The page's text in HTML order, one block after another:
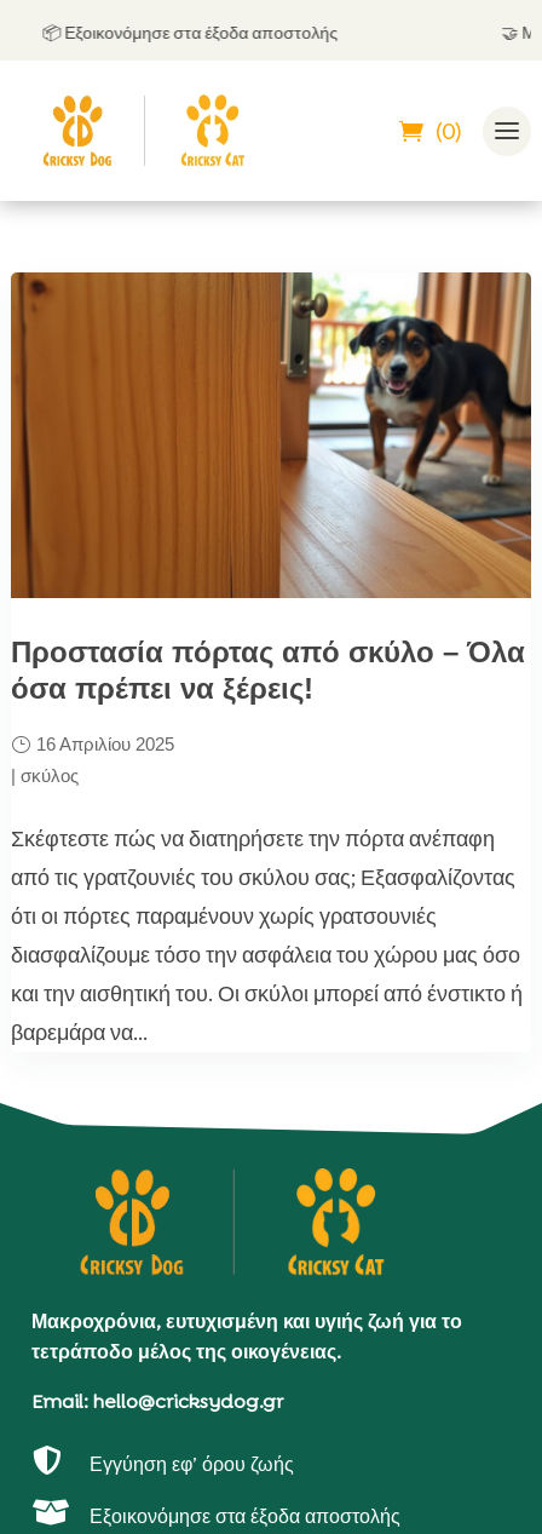
📦 Εξοικονόμησε στα έξοδα αποστολής
(0)
Προστασία πόρτας από σκύλο – Όλα
όσα πρέπει να ξέρεις!
16 Απριλίου 2025
| σκύλος
Σκέφτεστε πώς να διατηρήσετε την πόρτα ανέπαφη
από τις γρατζουνιές του σκύλου σας; Εξασφαλίζοντας
ότι οι πόρτες παραμένουν χωρίς γρατσουνιές
διασφαλίζουμε τόσο την ασφάλεια του χώρου μας όσο
και την αισθητική του. Οι σκύλοι μπορεί από ένστικτο ή
βαρεμάρα να...
Μακροχρόνια, ευτυχισμένη και υγιής ζωή για το
τετράποδο μέλος της οικογένειας.
Email: hello@cricksydog.gr
 Εγγύηση εφ’ όρου ζωής
 Εξοικονόμησε στα έξοδα αποστολής